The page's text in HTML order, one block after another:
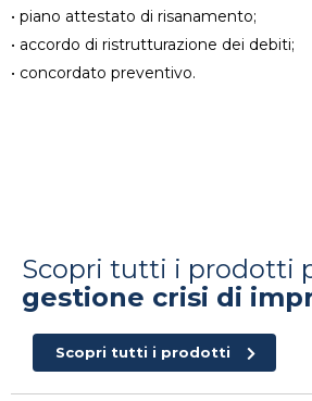
• piano attestato di risanamento;
• accordo di ristrutturazione dei debiti;
• concordato preventivo.
Scopri tutti i prodotti
gestione crisi di
Scopri tutti i prodotti